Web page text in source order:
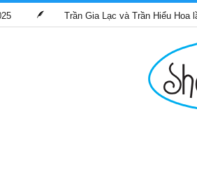
Trần Gia Lạc và Trần Hiểu Hoa lần đầu “gánh”